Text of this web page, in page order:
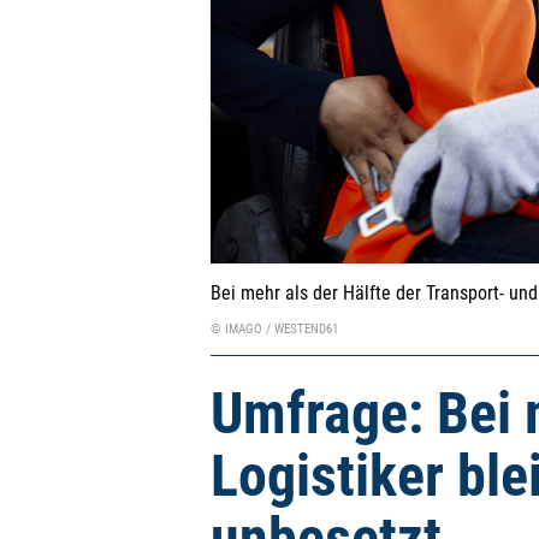
Bei mehr als der Hälfte der Transport-
© IMAGO / WESTEND61
Umfrage: Bei
Logistiker